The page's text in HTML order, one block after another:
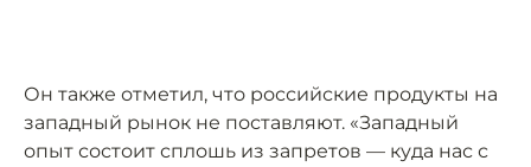
Он также отметил, что российские продукты на
западный рынок не поставляют. «Западный
опыт состоит сплошь из запретов — куда нас с